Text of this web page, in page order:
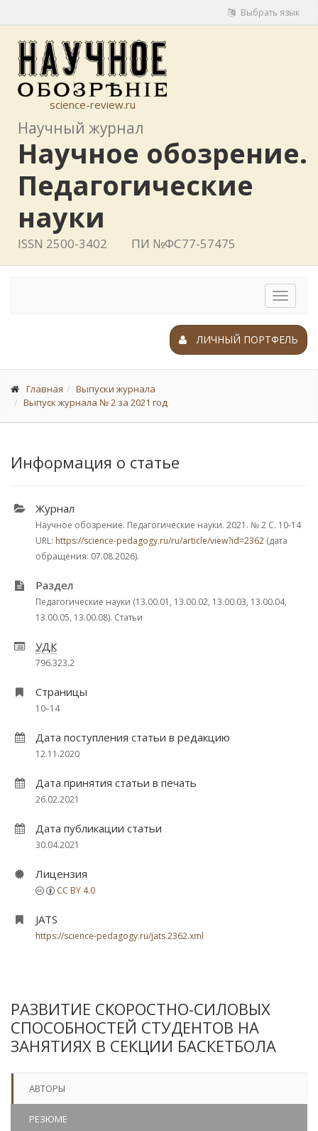
Выбрать язык
science-review.ru
Научный журнал
Научное обозрение.
Педагогические
науки
ISSN 2500-3402 ПИ №ФС77-57475
Toggle
ЛИЧНЫЙ ПОРТФЕЛЬ
Главная
Выпуски журнала
Выпуск журнала № 2 за 2021 год
Информация о статье
Журнал
Научное обозрение. Педагогические науки. 2021. № 2 С. 10-14
URL: https://science-pedagogy.ru/ru/article/view?id=2362 (дата
обращения: 07.08.2026).
Раздел
Педагогические науки (13.00.01, 13.00.02, 13.00.03, 13.00.04,
13.00.05, 13.00.08). Статьи
УДК
796.323.2
Страницы
10–14
Дата поступления статьи в редакцию
12.11.2020
Дата принятия статьи в печать
26.02.2021
Дата публикации статьи
30.04.2021
Лицензия
CC BY 4.0
JATS
https://science-pedagogy.ru/jats.2362.xml
РАЗВИТИЕ СКОРОСТНО-СИЛОВЫХ
СПОСОБНОСТЕЙ СТУДЕНТОВ НА
ЗАНЯТИЯХ В СЕКЦИИ БАСКЕТБОЛА
АВТОРЫ
РЕЗЮМЕ